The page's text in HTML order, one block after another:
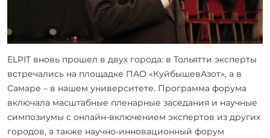
ELPIT вновь прошел в двух города: в Тольятти эксперты
встречались на площадке ПАО «КуйбышевАзот», а в
Самаре – в нашем университете. Программа форума
включала масштабные пленарные заседания и научные
симпозиумы с онлайн-включением экспертов из других
городов, а также научно-инновационный форум